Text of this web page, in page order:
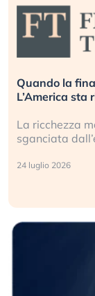
Quando la
L’America sta
La ricchezza
sganciata
24 luglio 2026